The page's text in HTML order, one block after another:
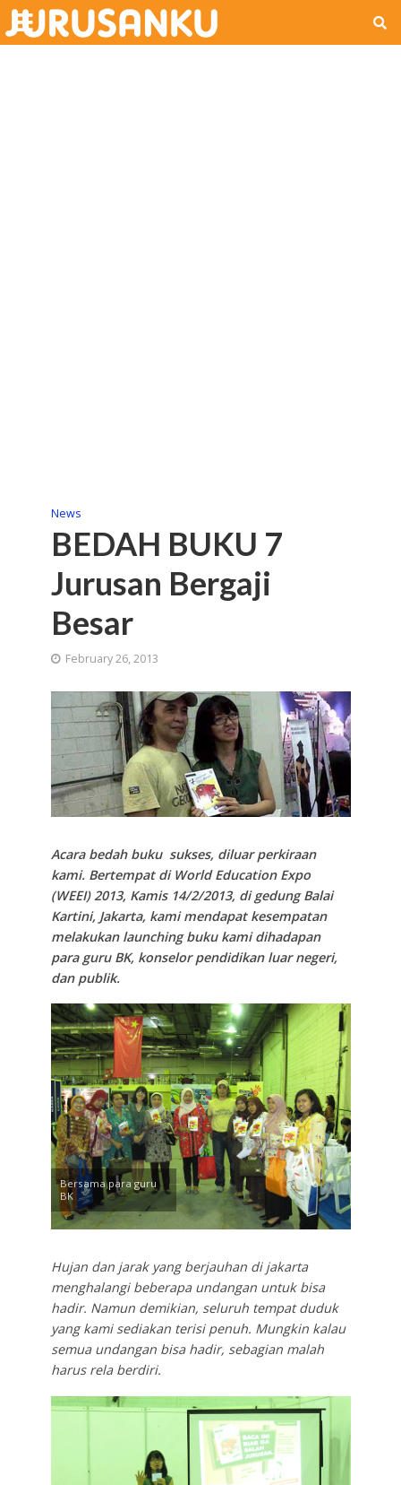
News
BEDAH BUKU 7
Jurusan Bergaji
Besar
February 26, 2013
Acara bedah buku sukses, diluar perkiraan
kami. Bertempat di World Education Expo
(WEEI) 2013, Kamis 14/2/2013, di gedung Balai
Kartini, Jakarta, kami mendapat kesempatan
melakukan launching buku kami dihadapan
para guru BK, konselor pendidikan luar negeri,
dan publik.
Bersama para guru
BK
Hujan dan jarak yang berjauhan di jakarta
menghalangi beberapa undangan untuk bisa
hadir. Namun demikian, seluruh tempat duduk
yang kami sediakan terisi penuh. Mungkin kalau
semua undangan bisa hadir, sebagian malah
harus rela berdiri.